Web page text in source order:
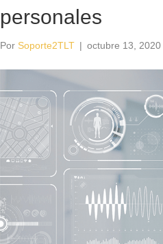
personales
Por Soporte2TLT | octubre 13, 2020